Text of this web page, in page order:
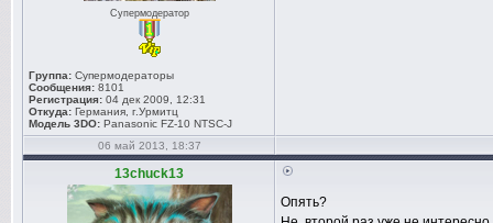
Супермодератор
Группа: Супермодераторы
Сообщения: 8101
Регистрация: 04 дек 2009, 12:31
Откуда: Германия, г.Урмитц
Модель 3DO: Panasonic FZ-10 NTSC-J
06 май 2013, 18:37
13chuck13
Опять?